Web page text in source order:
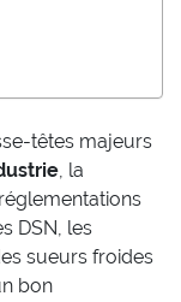
têtes majeurs
, la
DSN, les
sueurs froides
bon